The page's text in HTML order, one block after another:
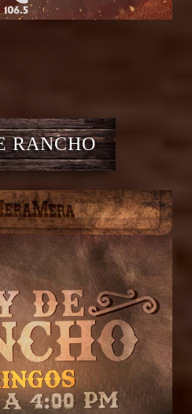
RANCHO